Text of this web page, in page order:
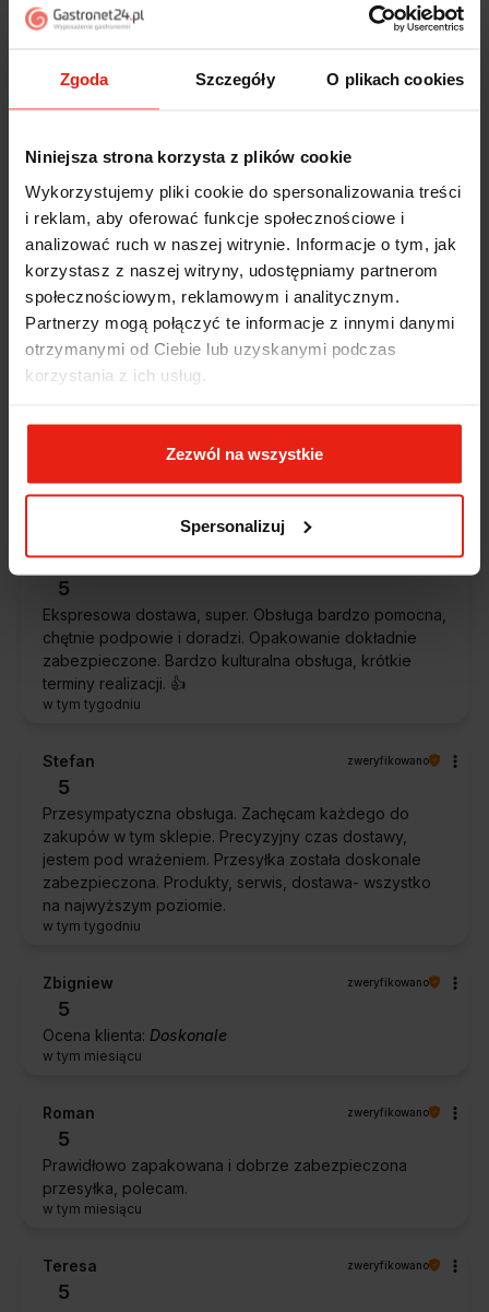
Zgoda Szczegóły O plikach cookies
Niniejsza strona korzysta z plików cookie
Wykorzystujemy pliki cookie do spersonalizowania treści
i reklam, aby oferować funkcje społecznościowe i
analizować ruch w naszej witrynie. Informacje o tym, jak
korzystasz z naszej witryny, udostępniamy partnerom
społecznościowym, reklamowym i analitycznym.
Partnerzy mogą połączyć te informacje z innymi danymi
otrzymanymi od Ciebie lub uzyskanymi podczas
korzystania z ich usług.
Zezwól na wszystkie
Spersonalizuj
Jak zbieramy opinie?
Alicja zweryfikowano
5
Jestem zaskoczona, że ta paczka dotarła do mnie tak
szybko. Paczka dotarła cała i zdrowa. Szybko,
sprawnie, bez problemów. Bardzo pomocna obsługa
klienta.
wczoraj
Magdalena
oczekiwaniami. Sprzedawca profesjonalny i godny
polecenia 👍️👍️👍️👍️👍️👍️👍️
Piotr zweryfikowano
5
Ekspresowa dostawa, super. Obsługa bardzo pomocna,
chętnie podpowie i doradzi. Opakowanie dokładnie
zabezpieczone. Bardzo kulturalna obsługa, krótkie
terminy realizacji. 👍️
w tym tygodniu
Stefan zweryfikowano
5
Przesympatyczna obsługa. Zachęcam każdego do
zakupów w tym sklepie. Precyzyjny czas dostawy,
jestem pod wrażeniem. Przesyłka została doskonale
zabezpieczona. Produkty, serwis, dostawa- wszystko
na najwyższym poziomie.
w tym tygodniu
Zbigniew zweryfikowano
5
Ocena klienta: Doskonale
w tym miesiącu
Roman zweryfikowano
5
Prawidłowo zapakowana i dobrze zabezpieczona
przesyłka, polecam.
w tym miesiącu
Teresa zweryfikowano
5